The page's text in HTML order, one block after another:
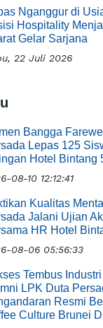
Nganggur di
Hospitality
Gelar Sarjana
22 Juli 2026
Bangga
Lepas 125
Hotel Bintang
08-10 12:12:41
Kualitas
Jalani Ujian
HR Hotel
08-06 05:56:33
Tembus
LPK Duta
Resmi
Culture Brunei